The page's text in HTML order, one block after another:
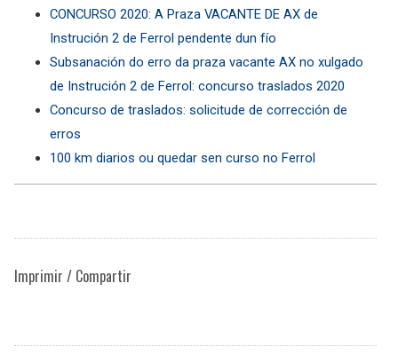
CONCURSO 2020: A Praza VACANTE DE AX de
Instrución 2 de Ferrol pendente dun fío
Subsanación do erro da praza vacante AX no xulgado
de Instrución 2 de Ferrol: concurso traslados 2020
Concurso de traslados: solicitude de corrección de
erros
100 km diarios ou quedar sen curso no Ferrol
Imprimir / Compartir